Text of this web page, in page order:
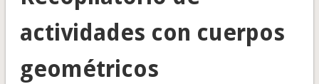
actividades con cuerpos
geométricos